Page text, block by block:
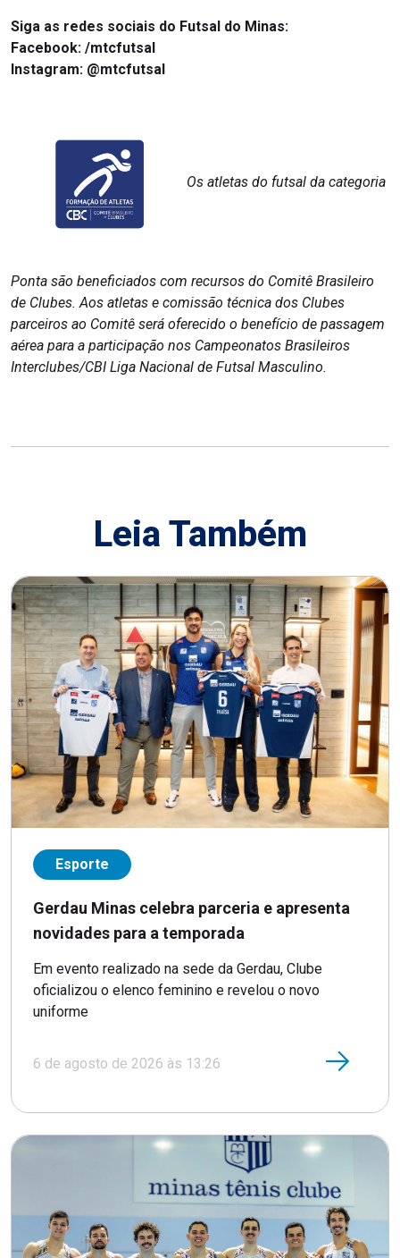
Siga as redes sociais do Futsal do Minas:
Facebook: /mtcfutsal
Instagram: @mtcfutsal
Os atletas do futsal da categoria
Ponta são beneficiados com recursos do Comitê Brasileiro
de Clubes. Aos atletas e comissão técnica dos Clubes
parceiros ao Comitê será oferecido o benefício de passagem
aérea para a participação nos Campeonatos Brasileiros
Interclubes/CBI Liga Nacional de Futsal Masculino.
Leia Também
Esporte
Gerdau Minas celebra parceria e apresenta
novidades para a temporada
Em evento realizado na sede da Gerdau, Clube
oficializou o elenco feminino e revelou o novo
uniforme
6 de agosto de 2026 às 13:26